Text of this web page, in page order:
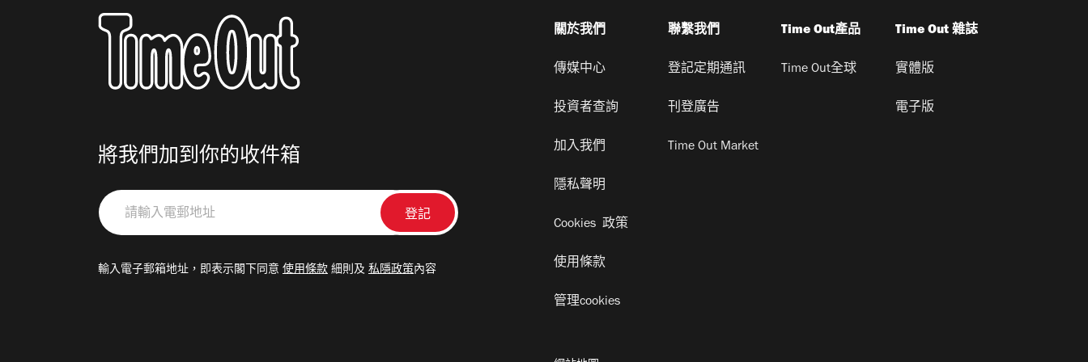
將我們加到你的收件箱
請
輸
郵
輸入電子郵箱地址，即表示閣下同意 使用條款 細則及 私隱政策內容
關於我們
傳媒中心
投資者查詢
加入我們
隱私聲明
Cookies 政策
使用條款
管理cookies
聯繫我們
登記定期通訊
刊登廣告
Time Out Market
Time Out產品
Time Out全球
Time Out 雜誌
實體版
電子版